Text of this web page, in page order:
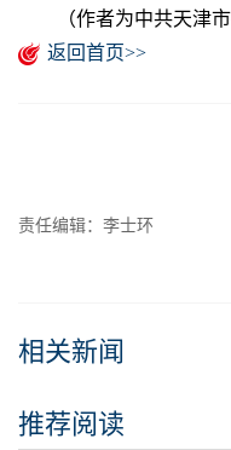
（作者为中共天津市
返回首页>>
责任编辑：李士环
相关新闻
推荐阅读